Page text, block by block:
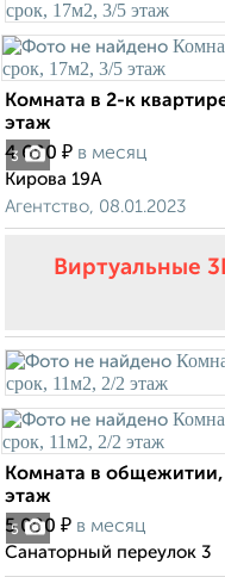
3
Комната в 2-к
этаж
4 600 ₽ в месяц
Кирова 19А
Агентство, 08.01.2023
Виртуальные
5
Комната в общежитии,
этаж
5 000 ₽ в месяц
Санаторный переулок 3